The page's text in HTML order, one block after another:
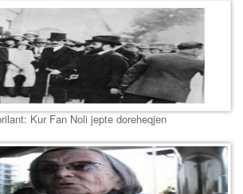
Kur Fan Noli jepte doreheqjen